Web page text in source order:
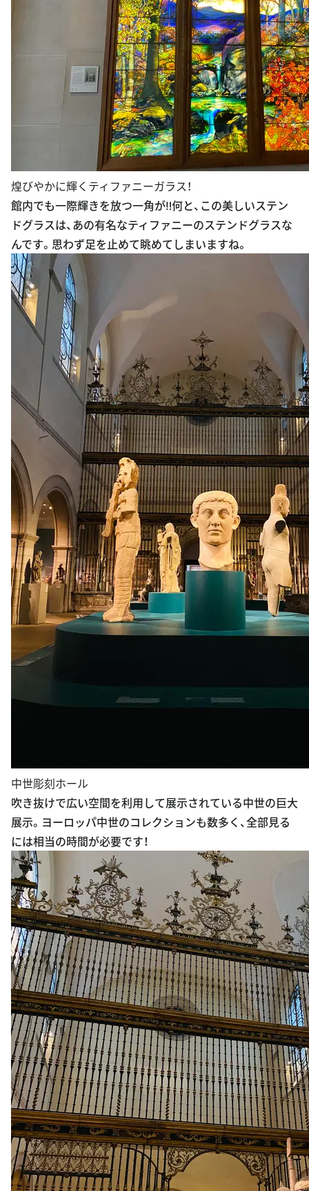
煌びやかに輝くティファニーガラス！
館内でも一際輝きを放つ一角が‼︎何と、この美しいステン
ドグラスは、あの有名なティファニーのステンドグラスな
んです。思わず足を止めて眺めてしまいますね。
中世彫刻ホール
吹き抜けで広い空間を利用して展示されている中世の巨大
展示。ヨーロッパ中世のコレクションも数多く、全部見る
には相当の時間が必要です！